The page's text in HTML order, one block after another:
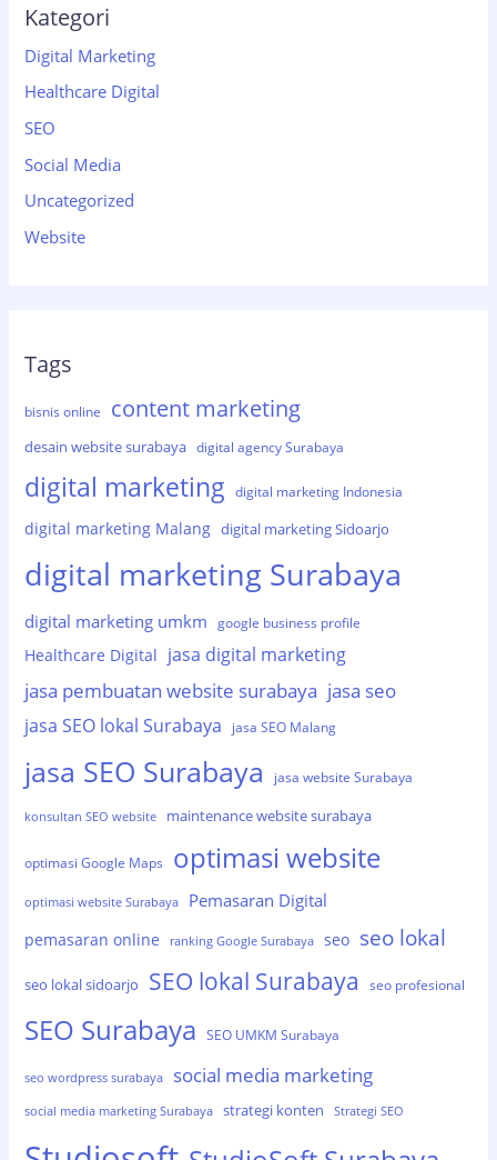
Kategori
Digital Marketing
Healthcare Digital
SEO
Social Media
Uncategorized
Website
Tags
bisnis online content marketing
desain website surabaya digital agency Surabaya
digital marketing digital marketing Indonesia
digital marketing Malang digital marketing Sidoarjo
digital marketing Surabaya
digital marketing umkm google business profile
Healthcare Digital jasa digital marketing
jasa pembuatan website surabaya jasa seo
jasa SEO lokal Surabaya jasa SEO Malang
jasa SEO Surabaya jasa website Surabaya
konsultan SEO website maintenance website surabaya
optimasi Google Maps optimasi website
optimasi website Surabaya Pemasaran Digital
pemasaran online ranking Google Surabaya seo seo lokal
seo lokal sidoarjo SEO lokal Surabaya seo profesional
SEO Surabaya SEO UMKM Surabaya
seo wordpress surabaya social media marketing
social media marketing Surabaya strategi konten Strategi SEO